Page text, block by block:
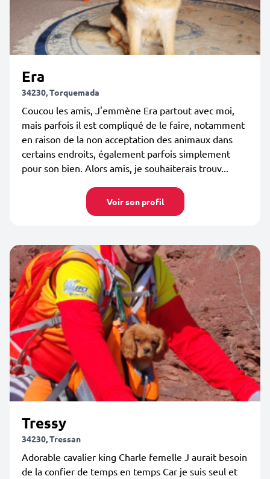
Era
34230, Torquemada
Coucou les amis, J'emmène Era partout avec moi,
mais parfois il est compliqué de le faire, notamment
en raison de la non acceptation des animaux dans
certains endroits, également parfois simplement
pour son bien. Alors amis, je souhaiterais trouv...
Voir son profil
Tressy
34230, Tressan
Adorable cavalier king Charle femelle J aurait besoin
de la confier de temps en temps Car je suis seul et